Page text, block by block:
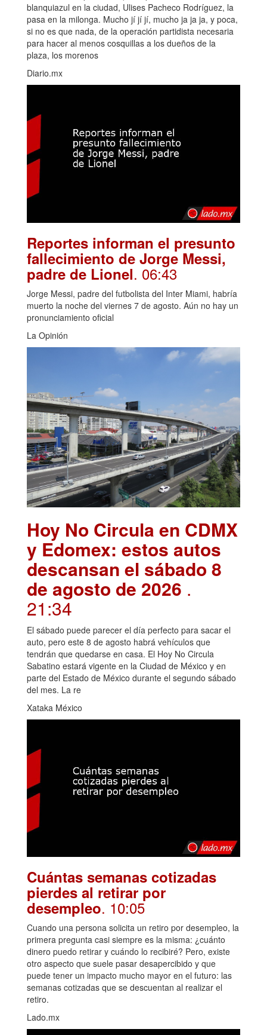
blanquiazul en la ciudad, Ulises Pacheco Rodríguez, la
pasa en la milonga. Mucho jí jí jí, mucho ja ja ja, y poca,
si no es que nada, de la operación partidista necesaria
para hacer al menos cosquillas a los dueños de la
plaza, los morenos
Diario.mx
Reportes informan el presunto
fallecimiento de Jorge Messi,
padre de Lionel. 06:43
Jorge Messi, padre del futbolista del Inter Miami, habría
muerto la noche del viernes 7 de agosto. Aún no hay un
pronunciamiento oficial
La Opinión
Hoy No Circula en CDMX
y Edomex: estos autos
descansan el sábado 8
de agosto de 2026 .
21:34
El sábado puede parecer el día perfecto para sacar el
auto, pero este 8 de agosto habrá vehículos que
tendrán que quedarse en casa. El Hoy No Circula
Sabatino estará vigente en la Ciudad de México y en
parte del Estado de México durante el segundo sábado
del mes. La re
Xataka México
Cuántas semanas cotizadas
pierdes al retirar por
desempleo. 10:05
Cuando una persona solicita un retiro por desempleo, la
primera pregunta casi siempre es la misma: ¿cuánto
dinero puedo retirar y cuándo lo recibiré? Pero, existe
otro aspecto que suele pasar desapercibido y que
puede tener un impacto mucho mayor en el futuro: las
semanas cotizadas que se descuentan al realizar el
retiro.
Lado.mx